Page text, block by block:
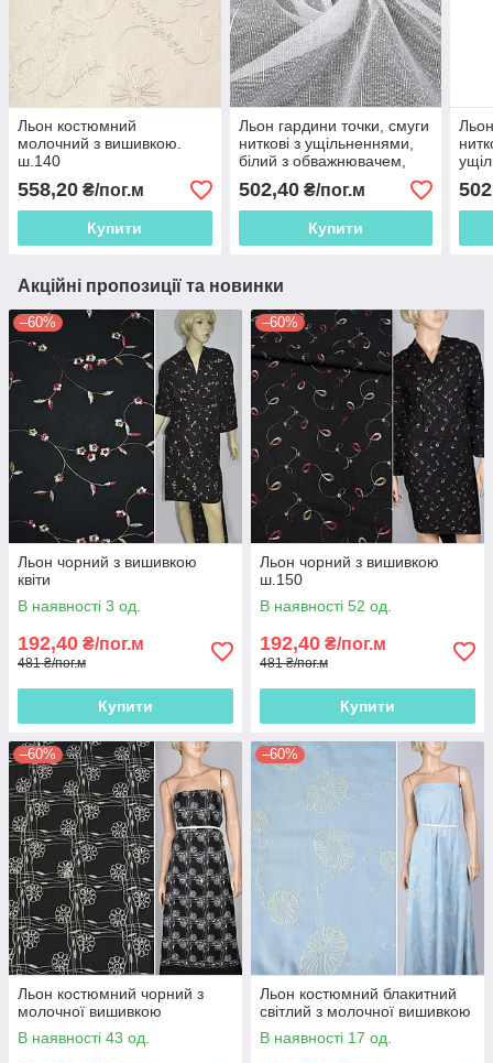
Льон костюмний
молочний з вишивкою.
ш.140
558,20 ₴/пог.м
Купити
Льон гардини точки, смуги
ниткові з ущільненнями,
білий з обважнювачем,
ш.260
502,40₴/пог.м
Купити
Акційні пропозиції та новинки
–60%
Льон чорний з вишивкою
квіти
В наявності 3 од.
192,40 ₴/пог.м
481 ₴/пог.м
Купити
–60%
Льон чорний з вишивкою
ш.150
В наявності 52 од.
192,40 ₴/пог.м
481 ₴/пог.м
Купити
–60%
Льон костюмний чорний з
молочної вишивкою
В наявності 43 од.
–60%
Льон костюмний блакитний
світлий з молочної вишивкою
В наявності 17 од.